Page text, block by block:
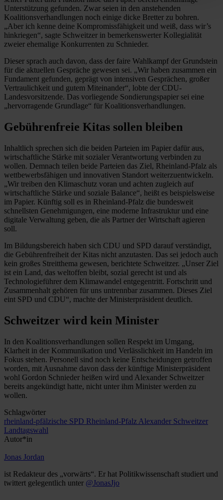
Unterstützung gefunden. Zwar seien in den anstehenden
Koalitionsverhandlungen noch einige dicke Bretter zu bohren.
„Aber ich kenne deine Kompromissfähigkeit und weiß, dass wir’s
hinkriegen“, sagte Schweitzer in bemerkenswerter Kollegialität
zweier ehemalige Konkurrenten zu Schnieder.
Dieser sprach auch davon, dass der faire Wahlkampf der Grundstein
für die aktuellen Gespräche gewesen sei. „Wir haben zusammen ein
Fundament gefunden, geprägt von intensiven Gesprächen, großer
Vertraulichkeit und gutem Miteinander“, lobte der CDU-
Landesvorsitzende. Das vorliegende Sondierungspapier sei eine
„hervorragende Grundlage“ für Koalitionsverhandlungen.
Gebührenfreie Kitas sollen bleiben
Inhaltlich sprechen sich die beiden Parteien im Papier dafür aus,
wirtschaftliche Stärke mit sozialer Verantwortung verbinden zu
wollen. Demnach teilen beide Parteien das Ziel, Rheinland-Pfalz als
wettbewerbsfähigen und innovativen Standort weiterzuentwickeln.
„Wir treiben den Klimaschutz voran und achten zugleich auf
wirtschaftliche Stärke und soziale Balance“, heißt es beispielsweise
im Papier. Künftig soll es in Rheinland-Pfalz die bundesweit
schnellsten Genehmigungen, eine moderne Infrastruktur und eine
digitale Verwaltung geben, die als Partner der Wirtschaft agieren
soll.
Im Bildungsbereich haben sich CDU und SPD darauf verständigt,
die Gebührenfreiheit der Kitas nicht anzutasten. Das sei jedoch auch
kein großes Streitthema gewesen, berichtete Schweitzer. „Unser Ziel
ist ein Land, das weltoffen bleibt, sozial gerecht ist und als
Technologieführer dem Klimawandel entgegentritt. Fortschritt und
Zusammenhalt gehören für uns untrennbar zusammen. Dieses Ziel
eint SPD und CDU“, machte der Ministerpräsident deutlich.
Schweitzer wird kein Minister
In den Koalitionsverhandlungen sollen Respekt im Umgang,
Klarheit in der Kommunikation und Verlässlichkeit im Handeln im
Fokus stehen. Personell sind noch keine Entscheidungen getroffen
worden, mit Ausnahme davon dass der künftige Ministerpräsident
wohl Gordon Schnieder heißen wird und Alexander Schweitzer
bereits angekündigt hatte, nicht unter ihm Minister werden zu
wollen.
Schlagwörter
rheinland-pfälzische SPD Rheinland-Pfalz Alexander Schweitzer
Landtagswahl
Autor*in
Jonas Jordan
ist Redakteur des „vorwärts“. Er hat Politikwissenschaft studiert und
twittert gelegentlich unter @JonasJjo